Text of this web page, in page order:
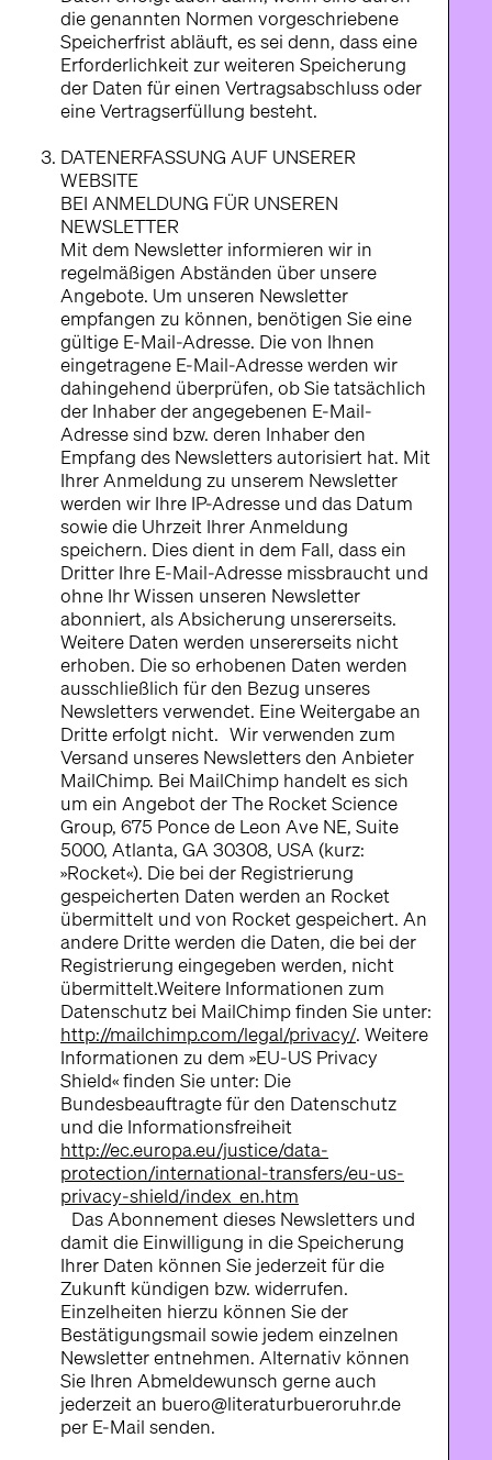
die genannten Normen vorgeschriebene
Speicherfrist abläuft, es sei denn, dass eine
Erforderlichkeit zur weiteren Speicherung
der Daten für einen Vertragsabschluss oder
eine Vertragserfüllung besteht.
DATENERFASSUNG AUF UNSERER
WEBSITE
BEI ANMELDUNG FÜR UNSEREN
NEWSLETTER
Mit dem Newsletter informieren wir in
regelmäßigen Abständen über unsere
Angebote. Um unseren Newsletter
empfangen zu können, benötigen Sie eine
gültige E-Mail-Adresse. Die von Ihnen
eingetragene E-Mail-Adresse werden wir
dahingehend überprüfen, ob Sie tatsächlich
der Inhaber der angegebenen E-Mail-
Adresse sind bzw. deren Inhaber den
Empfang des Newsletters autorisiert hat. Mit
Ihrer Anmeldung zu unserem Newsletter
werden wir Ihre IP-Adresse und das Datum
sowie die Uhrzeit Ihrer Anmeldung
speichern. Dies dient in dem Fall, dass ein
Dritter Ihre E-Mail-Adresse missbraucht und
ohne Ihr Wissen unseren Newsletter
abonniert, als Absicherung unsererseits.
Weitere Daten werden unsererseits nicht
erhoben. Die so erhobenen Daten werden
ausschließlich für den Bezug unseres
Newsletters verwendet. Eine Weitergabe an
Dritte erfolgt nicht. Wir verwenden zum
Versand unseres Newsletters den Anbieter
MailChimp. Bei MailChimp handelt es sich
um ein Angebot der The Rocket Science
Group, 675 Ponce de Leon Ave NE, Suite
5000, Atlanta, GA 30308, USA (kurz:
»Rocket«). Die bei der Registrierung
gespeicherten Daten werden an Rocket
übermittelt und von Rocket gespeichert. An
andere Dritte werden die Daten, die bei der
Registrierung eingegeben werden, nicht
übermittelt.Weitere Informationen zum
Datenschutz bei MailChimp finden Sie unter:
http://mailchimp.com/legal/privacy/. Weitere
Informationen zu dem »EU-US Privacy
Shield« finden Sie unter: Die
Bundesbeauftragte für den Datenschutz
und die Informationsfreiheit
http://ec.europa.eu/justice/data-
protection/international-transfers/eu-us-
privacy-shield/index_en.htm
Das Abonnement dieses Newsletters und
damit die Einwilligung in die Speicherung
Ihrer Daten können Sie jederzeit für die
Zukunft kündigen bzw. widerrufen.
Einzelheiten hierzu können Sie der
Bestätigungsmail sowie jedem einzelnen
Newsletter entnehmen. Alternativ können
Sie Ihren Abmeldewunsch gerne auch
jederzeit an buero@literaturbueroruhr.de
per E-Mail senden.